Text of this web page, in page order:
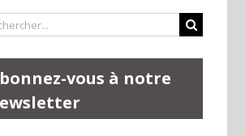
vous à notre